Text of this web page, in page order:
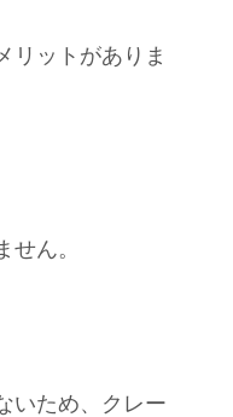
リットがありま
ん。
いため、クレー